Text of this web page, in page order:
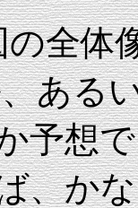
全体
るい
予想
、か